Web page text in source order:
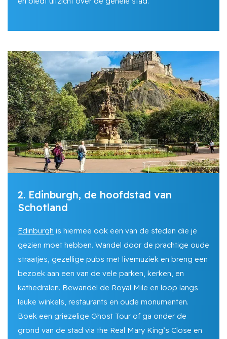
2. Edinburgh, de hoofdstad van
Schotland
Edinburgh is hiermee ook een van de steden die je
gezien moet hebben. Wandel door de prachtige oude
straatjes, gezellige pubs met livemuziek en breng een
bezoek aan een van de vele parken, kerken, en
kathedralen. Bewandel de Royal Mile en loop langs
leuke winkels, restaurants en oude monumenten.
Boek een griezelige Ghost Tour of ga onder de
grond van de stad via the Real Mary King’s Close en